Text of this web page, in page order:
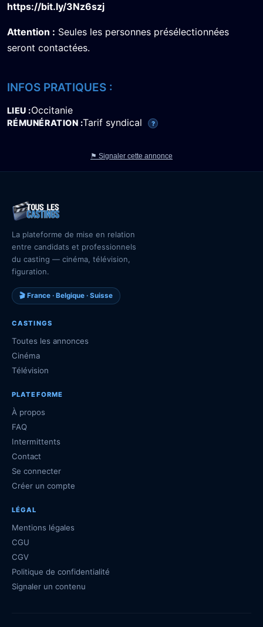
https://bit.ly/3Nz6szj
Attention : Seules les personnes présélectionnées
seront contactées.
INFOS PRATIQUES :
LIEU Occitanie
RÉMUNÉRATION Tarif syndical ?
⚑ Signaler cette annonce
La plateforme de mise en relation
entre candidats et professionnels
du casting — cinéma, télévision,
figuration.
🎬 France · Belgique · Suisse
CASTINGS
Toutes les annonces
Cinéma
Télévision
PLATEFORME
À propos
FAQ
Intermittents
Contact
Se connecter
Créer un compte
LÉGAL
Mentions légales
CGU
CGV
Politique de confidentialité
Signaler un contenu